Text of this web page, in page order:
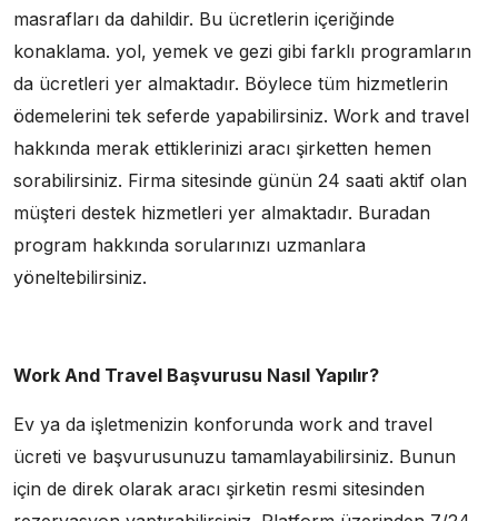
masrafları da dahildir. Bu ücretlerin içeriğinde
konaklama. yol, yemek ve gezi gibi farklı programların
da ücretleri yer almaktadır. Böylece tüm hizmetlerin
ödemelerini tek seferde yapabilirsiniz. Work and travel
hakkında merak ettiklerinizi aracı şirketten hemen
sorabilirsiniz. Firma sitesinde günün 24 saati aktif olan
müşteri destek hizmetleri yer almaktadır. Buradan
program hakkında sorularınızı uzmanlara
yöneltebilirsiniz.
Work And Travel Başvurusu Nasıl Yapılır?
Ev ya da işletmenizin konforunda work and travel
ücreti ve başvurusunuzu tamamlayabilirsiniz. Bunun
için de direk olarak aracı şirketin resmi sitesinden